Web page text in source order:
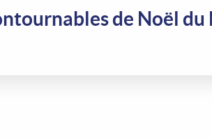
de Noël